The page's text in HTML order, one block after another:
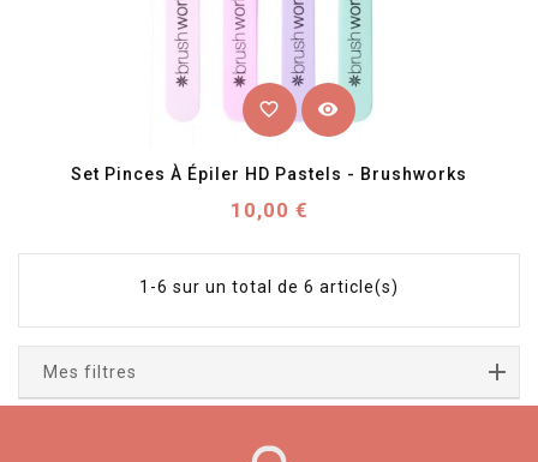
favorite_border visibility
Set Pinces À Épiler HD Pastels - Brushworks
Prix
10,00 €
1-6 sur un total de 6 article(s)
Mes filtres